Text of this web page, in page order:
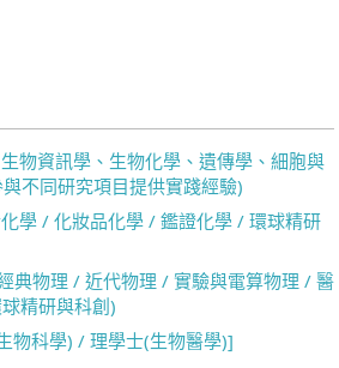
物資訊學、生物化學、遺傳學、細胞與
不同研究項目提供實踐經驗)
學 / 化妝品化學 / 鑑證化學 / 環球精研
典物理 / 近代物理 / 實驗與電算物理 / 醫
精研與科創)
物科學) / 理學士(生物醫學)]